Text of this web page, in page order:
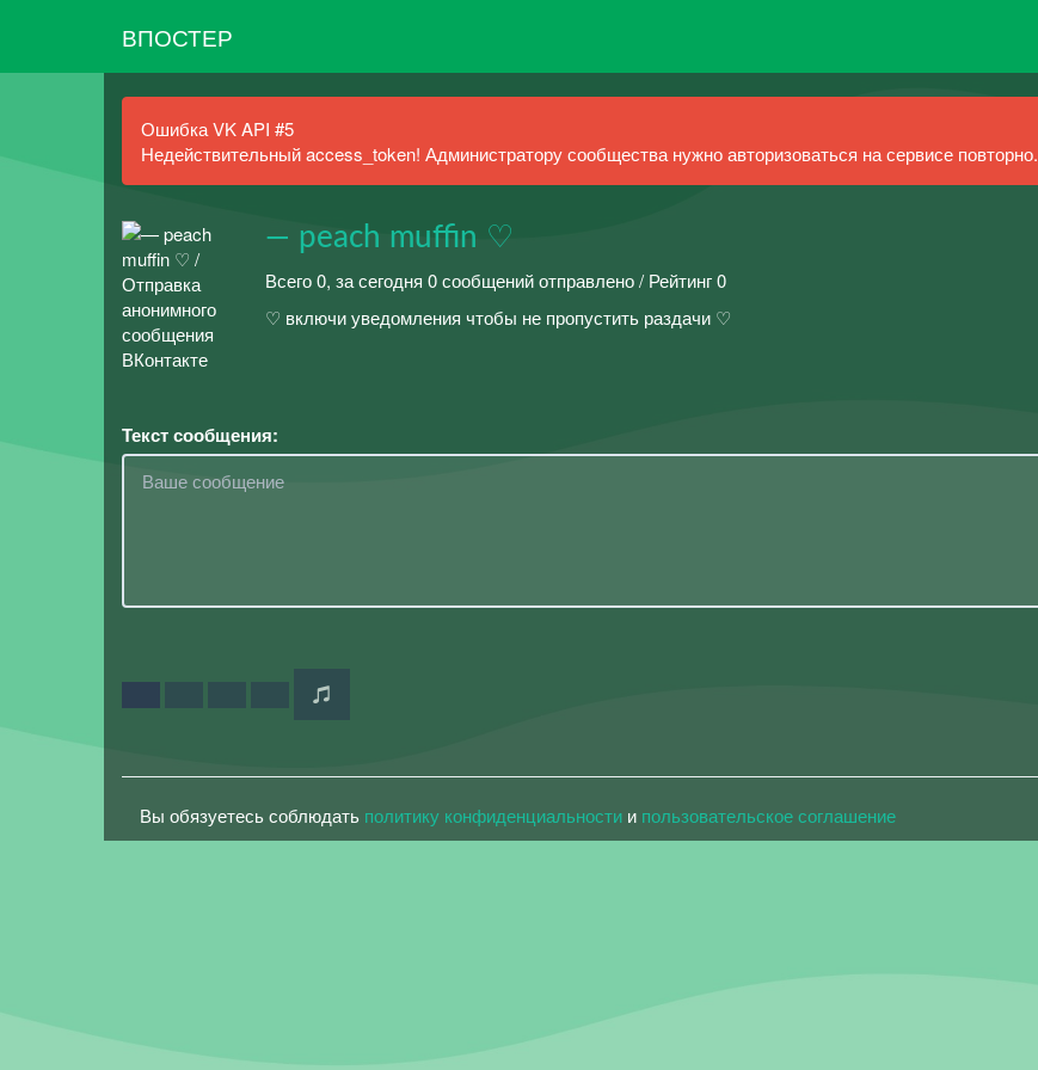
ВПОСТЕР
Ошибка VK API #5
Недействительный access_token! Администратору сообщества нужно авторизоваться на сервисе повторно.
— peach muffin ♡
Всего 0, за сегодня 0 сообщений отправлено / Рейтинг 0
♡ включи уведомления чтобы не пропустить раздачи ♡
Текст сообщения:
Вы обязуетесь соблюдать политику конфиденциальности и пользовательское соглашение